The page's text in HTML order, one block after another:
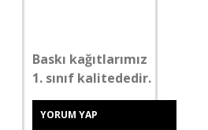
Baskı kağıtlarımız
1. sınıf kalitededir.
YORUM YAP